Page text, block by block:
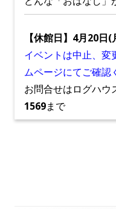
【休館日】4月20日(
イベントは中止、変
ムページにてご確認
お問合せはログハウ
1569まで